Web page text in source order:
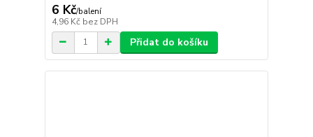
6 Kč/balení
4,96 Kč bez DPH
Přidat do košíku